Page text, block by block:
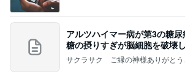
アルツハイマー病が第3の糖
糖の摂りすぎが脳細胞を破壊
の恐
サクラサク ご縁の神様ありがと